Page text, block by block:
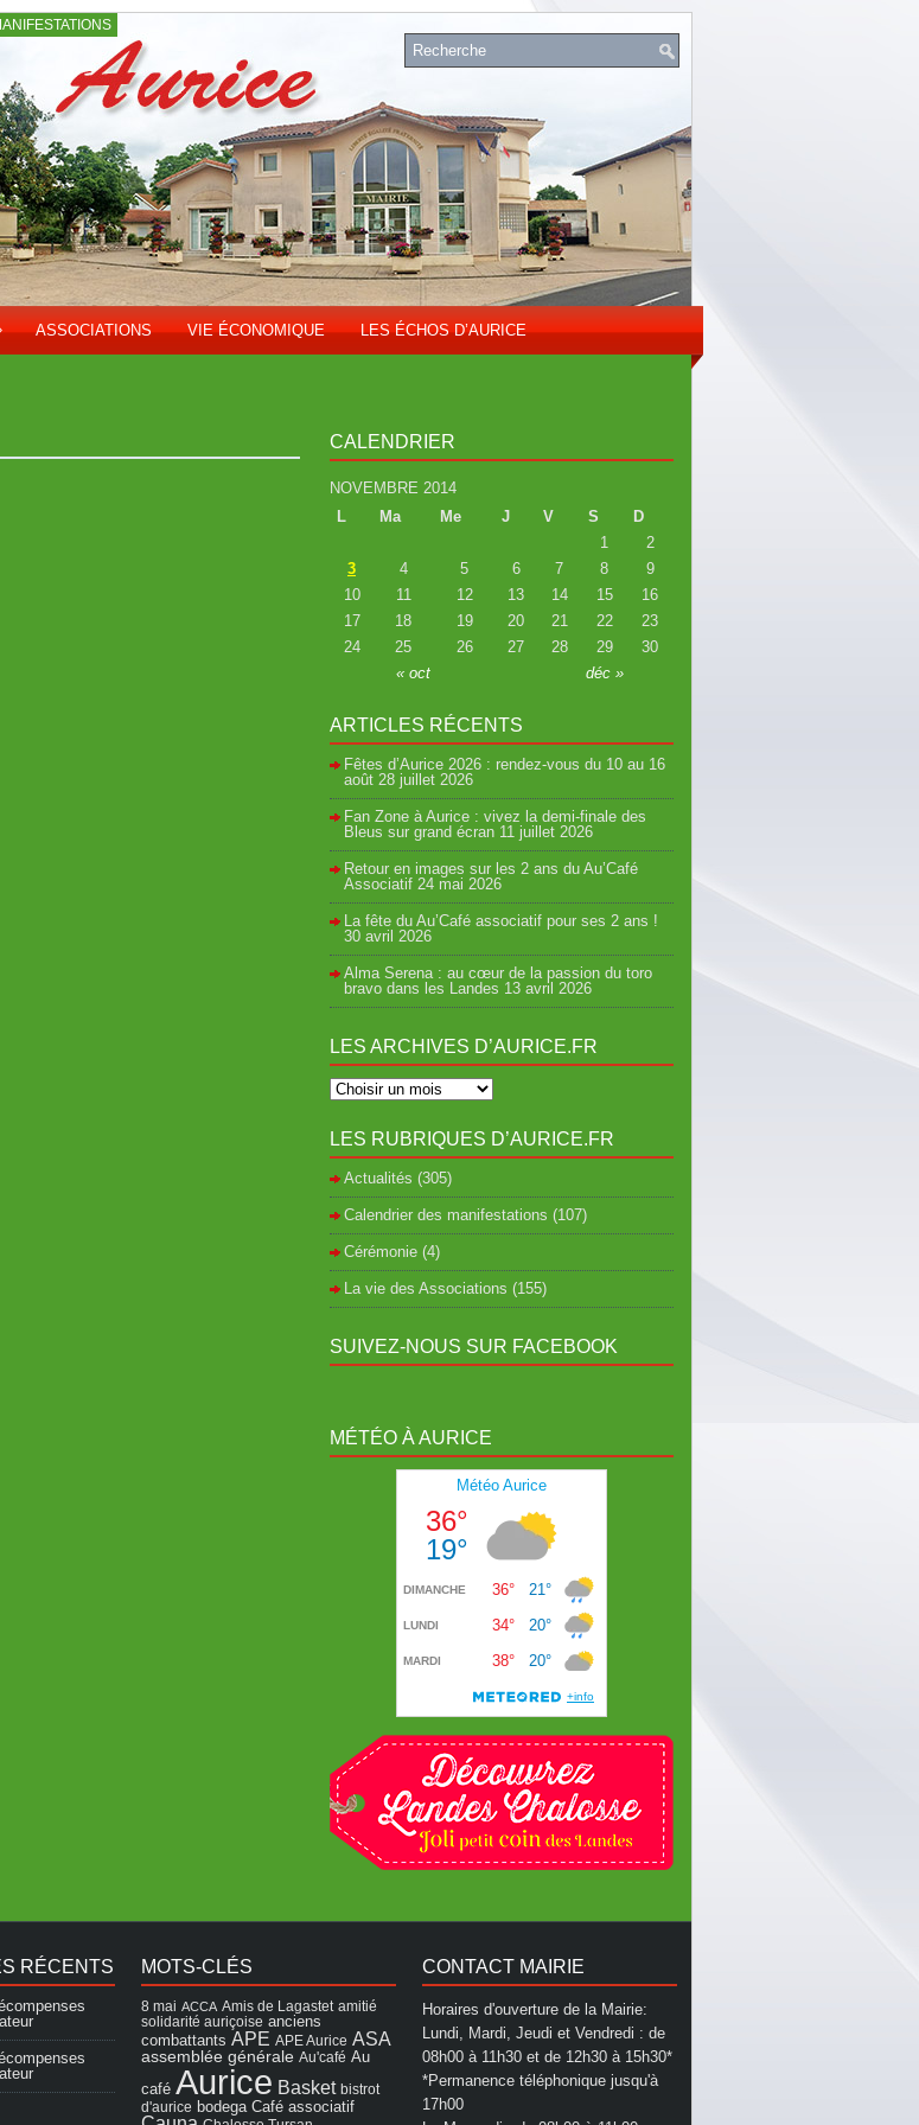
ASSOCIATIONS VIE ÉCONOMIQUE LES ÉCHOS D’AURICE
CALENDRIER
NOVEMBRE 2014
L
Ma Me J V S D
« oct déc »
1
2
3
4 5 6 7 8
9
10
11 12 13 14 15
16
17
18 19 20 21 22
23
24
25 26 27 28 29 30
ARTICLES RÉCENTS
Fêtes d’Aurice 2026 : rendez-vous du 10 au 16
août 28 juillet 2026
Fan Zone à Aurice : vivez la demi-finale des
Bleus sur grand écran 11 juillet 2026
Retour en images sur les 2 ans du Au’Café
Associatif 24 mai 2026
La fête du Au’Café associatif pour ses 2 ans !
30 avril 2026
Alma Serena : au cœur de la passion du toro
bravo dans les Landes 13 avril 2026
LES ARCHIVES D’AURICE.FR
LES RUBRIQUES D’AURICE.FR
Actualités (305)
Calendrier des manifestations (107)
Cérémonie (4)
La vie des Associations (155)
SUIVEZ-NOUS SUR FACEBOOK
MÉTÉO À AURICE
RÉCENTS MOTS-CLÉS
8 mai ACCA Amis de Lagastet amitié
solidarité auriçoise anciens
combattants APE APE Aurice ASA
assemblée générale Au'café Au
café Aurice Basket bistrot
d'aurice bodega Café associatif
CONTACT MAIRIE
Horaires d'ouverture de la Mairie:
Lundi, Mardi, Jeudi et Vendredi : de
08h00 à 11h30 et de 12h30 à 15h30*
*Permanence téléphonique jusqu'à
17h00